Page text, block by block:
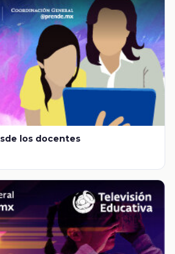
los docentes